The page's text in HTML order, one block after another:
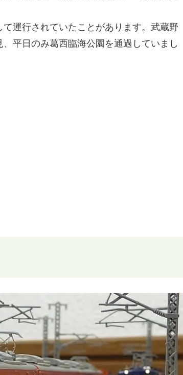
運行されていたことがあります。武蔵野
平日のみ葛西臨海公園を通過していまし